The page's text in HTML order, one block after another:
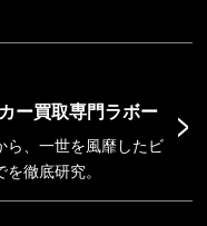
>
ー買取専門ラボー
ら、一世を風靡したビ
徹底研究。